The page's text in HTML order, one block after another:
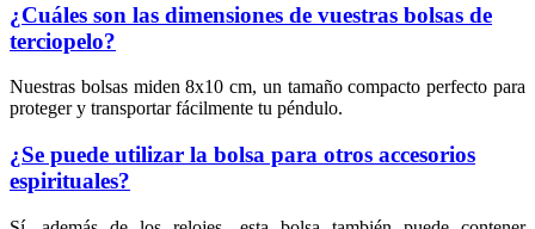
¿Cuáles son las dimensiones de vuestras bolsas de
terciopelo?
Nuestras bolsas miden 8x10 cm, un tamaño compacto perfecto para
proteger y transportar fácilmente tu péndulo.
¿Se puede utilizar la bolsa para otros accesorios
espirituales?